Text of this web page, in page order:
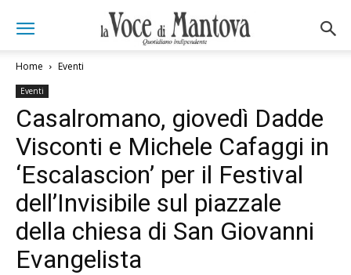
Home Eventi
Eventi
Casalromano, giovedì Dadde
Visconti e Michele Cafaggi in
‘Escalascion’ per il Festival
dell’Invisibile sul piazzale
della chiesa di San Giovanni
Evangelista